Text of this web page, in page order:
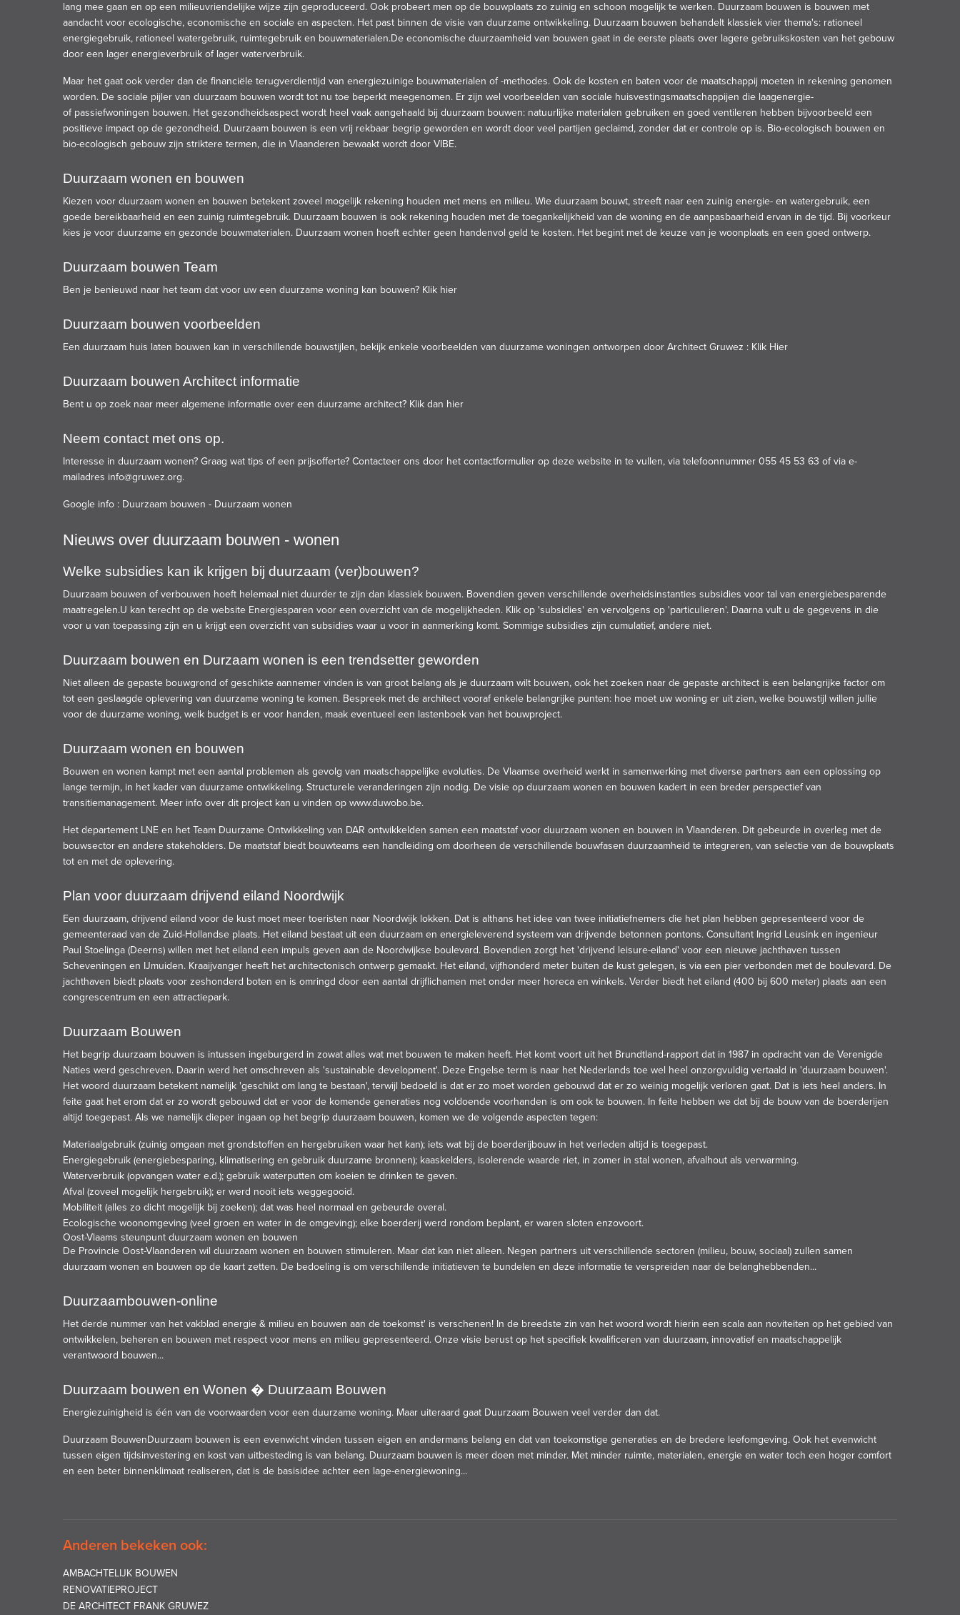
lang mee gaan en op een milieuvriendelijke wijze zijn geproduceerd. Ook probeert men op de bouwplaats zo zuinig en schoon mogelijk te werken. Duurzaam bouwen is bouwen met
aandacht voor ecologische, economische en sociale en aspecten. Het past binnen de visie van duurzame ontwikkeling. Duurzaam bouwen behandelt klassiek vier thema's: rationeel
energiegebruik, rationeel watergebruik, ruimtegebruik en bouwmaterialen.De economische duurzaamheid van bouwen gaat in de eerste plaats over lagere gebruikskosten van het gebouw
door een lager energieverbruik of lager waterverbruik.
Maar het gaat ook verder dan de financiële terugverdientijd van energiezuinige bouwmaterialen of -methodes. Ook de kosten en baten voor de maatschappij moeten in rekening genomen
worden. De sociale pijler van duurzaam bouwen wordt tot nu toe beperkt meegenomen. Er zijn wel voorbeelden van sociale huisvestingsmaatschappijen die laagenergie-
of passiefwoningen bouwen. Het gezondheidsaspect wordt heel vaak aangehaald bij duurzaam bouwen: natuurlijke materialen gebruiken en goed ventileren hebben bijvoorbeeld een
positieve impact op de gezondheid. Duurzaam bouwen is een vrij rekbaar begrip geworden en wordt door veel partijen geclaimd, zonder dat er controle op is. Bio-ecologisch bouwen en
bio-ecologisch gebouw zijn striktere termen, die in Vlaanderen bewaakt wordt door VIBE.
Duurzaam wonen en bouwen
Kiezen voor duurzaam wonen en bouwen betekent zoveel mogelijk rekening houden met mens en milieu. Wie duurzaam bouwt, streeft naar een zuinig energie- en watergebruik, een
goede bereikbaarheid en een zuinig ruimtegebruik. Duurzaam bouwen is ook rekening houden met de toegankelijkheid van de woning en de aanpasbaarheid ervan in de tijd. Bij voorkeur
kies je voor duurzame en gezonde bouwmaterialen. Duurzaam wonen hoeft echter geen handenvol geld te kosten. Het begint met de keuze van je woonplaats en een goed ontwerp.
Duurzaam bouwen Team
Ben je benieuwd naar het team dat voor uw een duurzame woning kan bouwen? Klik hier
Duurzaam bouwen voorbeelden
Een duurzaam huis laten bouwen kan in verschillende bouwstijlen, bekijk enkele voorbeelden van duurzame woningen ontworpen door Architect Gruwez : Klik Hier
Duurzaam bouwen Architect informatie
Bent u op zoek naar meer algemene informatie over een duurzame architect? Klik dan hier
Neem contact met ons op.
Interesse in duurzaam wonen? Graag wat tips of een prijsofferte? Contacteer ons door het contactformulier op deze website in te vullen, via telefoonnummer 055 45 53 63 of via e-
mailadres info@gruwez.org.
Google info : Duurzaam bouwen - Duurzaam wonen
Nieuws over duurzaam bouwen - wonen
Welke subsidies kan ik krijgen bij duurzaam (ver)bouwen?
Duurzaam bouwen of verbouwen hoeft helemaal niet duurder te zijn dan klassiek bouwen. Bovendien geven verschillende overheidsinstanties subsidies voor tal van energiebesparende
maatregelen.U kan terecht op de website Energiesparen voor een overzicht van de mogelijkheden. Klik op 'subsidies' en vervolgens op 'particulieren'. Daarna vult u de gegevens in die
voor u van toepassing zijn en u krijgt een overzicht van subsidies waar u voor in aanmerking komt. Sommige subsidies zijn cumulatief, andere niet.
Duurzaam bouwen en Durzaam wonen is een trendsetter geworden
Niet alleen de gepaste bouwgrond of geschikte aannemer vinden is van groot belang als je duurzaam wilt bouwen, ook het zoeken naar de gepaste architect is een belangrijke factor om
tot een geslaagde oplevering van duurzame woning te komen. Bespreek met de architect vooraf enkele belangrijke punten: hoe moet uw woning er uit zien, welke bouwstijl willen jullie
voor de duurzame woning, welk budget is er voor handen, maak eventueel een lastenboek van het bouwproject.
Duurzaam wonen en bouwen
Bouwen en wonen kampt met een aantal problemen als gevolg van maatschappelijke evoluties. De Vlaamse overheid werkt in samenwerking met diverse partners aan een oplossing op
lange termijn, in het kader van duurzame ontwikkeling. Structurele veranderingen zijn nodig. De visie op duurzaam wonen en bouwen kadert in een breder perspectief van
transitiemanagement. Meer info over dit project kan u vinden op www.duwobo.be.
Het departement LNE en het Team Duurzame Ontwikkeling van DAR ontwikkelden samen een maatstaf voor duurzaam wonen en bouwen in Vlaanderen. Dit gebeurde in overleg met de
bouwsector en andere stakeholders. De maatstaf biedt bouwteams een handleiding om doorheen de verschillende bouwfasen duurzaamheid te integreren, van selectie van de bouwplaats
tot en met de oplevering.
Plan voor duurzaam drijvend eiland Noordwijk
Een duurzaam, drijvend eiland voor de kust moet meer toeristen naar Noordwijk lokken. Dat is althans het idee van twee initiatiefnemers die het plan hebben gepresenteerd voor de
gemeenteraad van de Zuid-Hollandse plaats. Het eiland bestaat uit een duurzaam en energieleverend systeem van drijvende betonnen pontons. Consultant Ingrid Leusink en ingenieur
Paul Stoelinga (Deerns) willen met het eiland een impuls geven aan de Noordwijkse boulevard. Bovendien zorgt het 'drijvend leisure-eiland' voor een nieuwe jachthaven tussen
Scheveningen en IJmuiden. Kraaijvanger heeft het architectonisch ontwerp gemaakt. Het eiland, vijfhonderd meter buiten de kust gelegen, is via een pier verbonden met de boulevard. De
jachthaven biedt plaats voor zeshonderd boten en is omringd door een aantal drijflichamen met onder meer horeca en winkels. Verder biedt het eiland (400 bij 600 meter) plaats aan een
congrescentrum en een attractiepark.
Duurzaam Bouwen
Het begrip duurzaam bouwen is intussen ingeburgerd in zowat alles wat met bouwen te maken heeft. Het komt voort uit het Brundtland-rapport dat in 1987 in opdracht van de Verenigde
Naties werd geschreven. Daarin werd het omschreven als 'sustainable development'. Deze Engelse term is naar het Nederlands toe wel heel onzorgvuldig vertaald in 'duurzaam bouwen'.
Het woord duurzaam betekent namelijk 'geschikt om lang te bestaan', terwijl bedoeld is dat er zo moet worden gebouwd dat er zo weinig mogelijk verloren gaat. Dat is iets heel anders. In
feite gaat het erom dat er zo wordt gebouwd dat er voor de komende generaties nog voldoende voorhanden is om ook te bouwen. In feite hebben we dat bij de bouw van de boerderijen
altijd toegepast. Als we namelijk dieper ingaan op het begrip duurzaam bouwen, komen we de volgende aspecten tegen:
Materiaalgebruik (zuinig omgaan met grondstoffen en hergebruiken waar het kan); iets wat bij de boerderijbouw in het verleden altijd is toegepast.
Energiegebruik (energiebesparing, klimatisering en gebruik duurzame bronnen); kaaskelders, isolerende waarde riet, in zomer in stal wonen, afvalhout als verwarming.
Waterverbruik (opvangen water e.d.); gebruik waterputten om koeien te drinken te geven.
Afval (zoveel mogelijk hergebruik); er werd nooit iets weggegooid.
Mobiliteit (alles zo dicht mogelijk bij zoeken); dat was heel normaal en gebeurde overal.
Ecologische woonomgeving (veel groen en water in de omgeving); elke boerderij werd rondom beplant, er waren sloten enzovoort.
Oost-Vlaams steunpunt duurzaam wonen en bouwen
De Provincie Oost-Vlaanderen wil duurzaam wonen en bouwen stimuleren. Maar dat kan niet alleen. Negen partners uit verschillende sectoren (milieu, bouw, sociaal) zullen samen
duurzaam wonen en bouwen op de kaart zetten. De bedoeling is om verschillende initiatieven te bundelen en deze informatie te verspreiden naar de belanghebbenden...
Duurzaambouwen-online
Het derde nummer van het vakblad energie & milieu en bouwen aan de toekomst' is verschenen! In de breedste zin van het woord wordt hierin een scala aan noviteiten op het gebied van
ontwikkelen, beheren en bouwen met respect voor mens en milieu gepresenteerd. Onze visie berust op het specifiek kwalificeren van duurzaam, innovatief en maatschappelijk
verantwoord bouwen...
Duurzaam bouwen en Wonen � Duurzaam Bouwen
Energiezuinigheid is één van de voorwaarden voor een duurzame woning. Maar uiteraard gaat Duurzaam Bouwen veel verder dan dat.
Duurzaam BouwenDuurzaam bouwen is een evenwicht vinden tussen eigen en andermans belang en dat van toekomstige generaties en de bredere leefomgeving. Ook het evenwicht
tussen eigen tijdsinvestering en kost van uitbesteding is van belang. Duurzaam bouwen is meer doen met minder. Met minder ruimte, materialen, energie en water toch een hoger comfort
en een beter binnenklimaat realiseren, dat is de basisidee achter een lage-energiewoning...
Anderen bekeken ook:
AMBACHTELIJK BOUWEN
RENOVATIEPROJECT
DE ARCHITECT FRANK GRUWEZ